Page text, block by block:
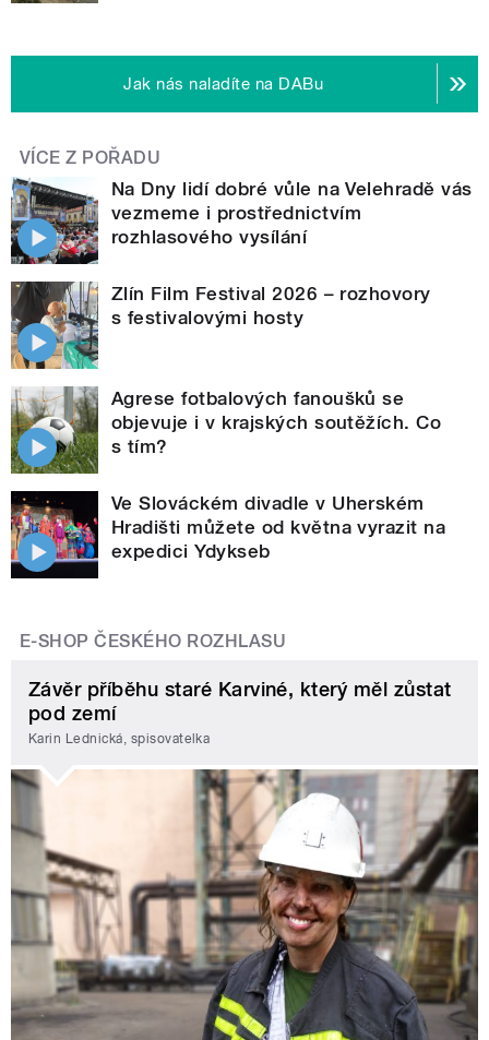
Jak nás naladíte na DABu
VÍCE Z POŘADU
Na Dny lidí dobré vůle na Velehradě vás
vezmeme i prostřednictvím
rozhlasového vysílání
Zlín Film Festival 2026 – rozhovory
s festivalovými hosty
Agrese fotbalových fanoušků se
objevuje i v krajských soutěžích. Co
s tím?
Ve Slováckém divadle v Uherském
Hradišti můžete od května vyrazit na
expedici Ydykseb
E-SHOP ČESKÉHO ROZHLASU
Závěr příběhu staré Karviné, který měl zůstat
pod zemí
Karin Lednická, spisovatelka